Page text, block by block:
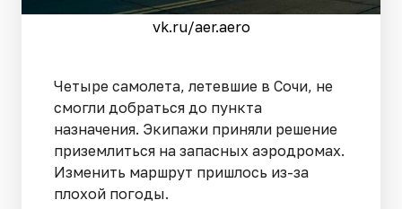
vk.ru/aer.aero
Четыре самолета, летевшие в Сочи, не
смогли добраться до пункта
назначения. Экипажи приняли решение
приземлиться на запасных аэродромах.
Изменить маршрут пришлось из-за
плохой погоды.